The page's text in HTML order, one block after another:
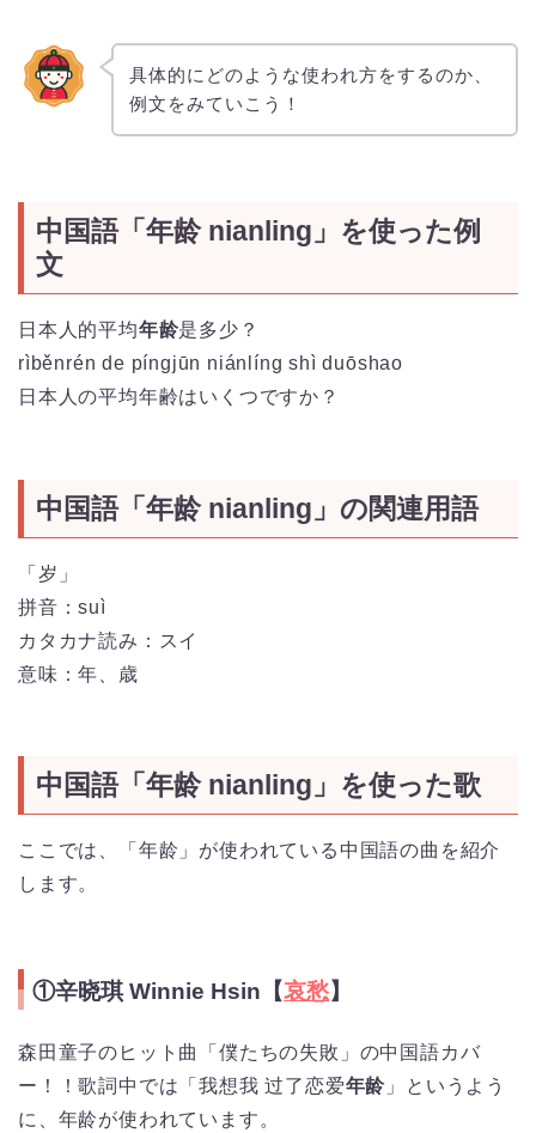
具体的にどのような使われ方をするのか、
例文をみていこう！
中国語「年龄 nianling」を使った例
文
日本人的平均年龄是多少？
rìběnrén de píngjūn niánlíng shì duōshao
日本人の平均年齢はいくつですか？
中国語「年龄 nianling」の関連用語
「岁」
拼音：suì
カタカナ読み：スイ
意味：年、歳
中国語「年龄 nianling」を使った歌
ここでは、「年龄」が使われている中国語の曲を紹介
します。
①辛晓琪 Winnie Hsin【哀愁】
森田童子のヒット曲「僕たちの失敗」の中国語カバ
ー！！歌詞中では「我想我 过了恋爱年龄 」というよう
に、年龄が使われています。